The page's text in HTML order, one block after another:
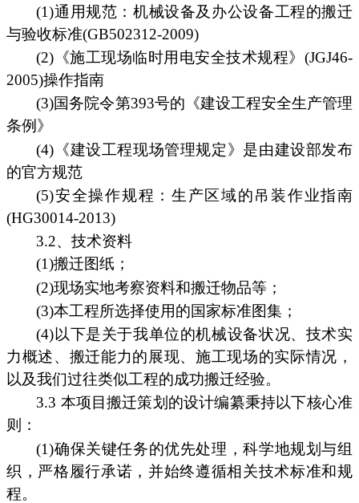
(1)通用规范：机械设备及办公设备工程的搬迁
与验收标准(GB502312-2009)
(2)《施工现场临时用电安全技术规程》(JGJ46-
2005)操作指南
(3)国务院令第393号的《建设工程安全生产管理
条例》
(4)《建设工程现场管理规定》是由建设部发布
的官方规范
(5)安全操作规程：生产区域的吊装作业指南
(HG30014-2013)
3.2、技术资料
(1)搬迁图纸；
(2)现场实地考察资料和搬迁物品等；
(3)本工程所选择使用的国家标准图集；
(4)以下是关于我单位的机械设备状况、技术实
力概述、搬迁能力的展现、施工现场的实际情况，
以及我们过往类似工程的成功搬迁经验。
3.3 本项目搬迁策划的设计编纂秉持以下核心准
则：
(1)确保关键任务的优先处理，科学地规划与组
织，严格履行承诺，并始终遵循相关技术标准和规
程。